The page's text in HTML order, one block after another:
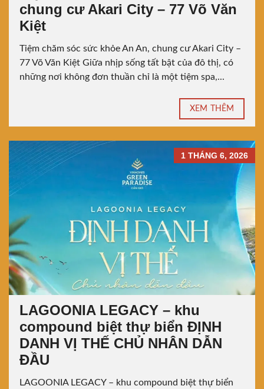
chung cư Akari City – 77 Võ Văn
Kiệt
Tiệm chăm sóc sức khỏe An An, chung cư Akari City –
77 Võ Văn Kiệt Giữa nhịp sống tất bật của đô thị, có
những nơi không đơn thuần chỉ là một tiệm spa,...
XEM THÊM
1 THÁNG 6, 2026
LAGOONIA LEGACY – khu
compound biệt thự biển ĐỊNH
DANH VỊ THẾ CHỦ NHÂN DẪN
ĐẦU
LAGOONIA LEGACY – khu compound biệt thự biển